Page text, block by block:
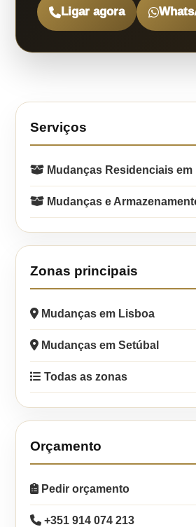
Ligar agora
Serviços
Mudanças Residenciais
Mudanças e
Zonas principais
Mudanças em Lisboa
Mudanças em Setúbal
Todas as zonas
Orçamento
Pedir orçamento
+351 914 074 213